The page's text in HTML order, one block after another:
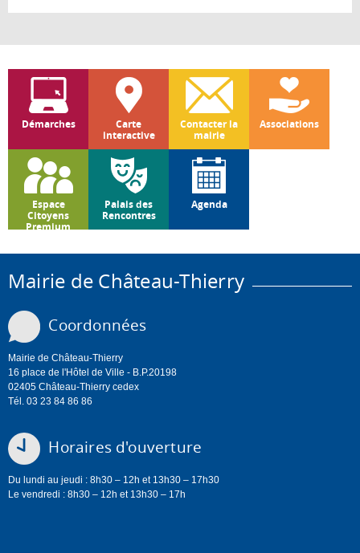
Démarches
Carte
interactive
Contacter la
mairie
Associations
Espace
Citoyens
Premium
Palais des
Rencontres
Agenda
Mairie de Château-Thierry
Coordonnées
Mairie de Château-Thierry
16 place de l'Hôtel de Ville - B.P.20198
02405 Château-Thierry cedex
Tél. 03 23 84 86 86
Horaires d'ouverture
Du lundi au jeudi : 8h30 – 12h et 13h30 – 17h30
Le vendredi : 8h30 – 12h et 13h30 – 17h